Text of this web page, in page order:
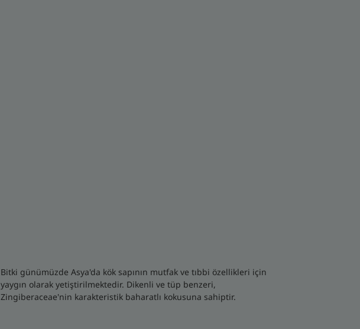
Bitki günümüzde Asya'da kök sapının mutfak ve tıbbi özellikleri için
yaygın olarak yetiştirilmektedir. Dikenli ve tüp benzeri,
Zingiberaceae'nin karakteristik baharatlı kokusuna sahiptir.